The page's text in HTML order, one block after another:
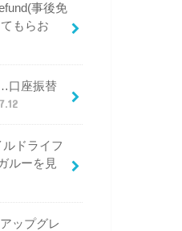
事後免
もらお
口座振替
ドライフ
ルーを見
ップグレ